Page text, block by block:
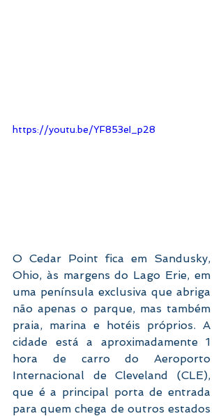
https://youtu.be/YF853eI_p28
O Cedar Point fica em Sandusky,
Ohio, às margens do Lago Erie, em
uma península exclusiva que abriga
não apenas o parque, mas também
praia, marina e hotéis próprios. A
cidade está a aproximadamente 1
hora de carro do Aeroporto
Internacional de Cleveland (CLE),
que é a principal porta de entrada
para quem chega de outros estados